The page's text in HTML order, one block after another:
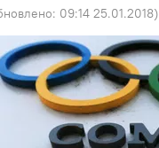
09:14 25.01.2018)